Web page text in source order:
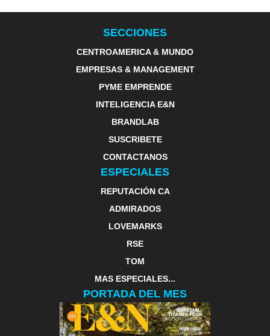
SECCIONES
CENTROAMERICA & MUNDO
EMPRESAS & MANAGEMENT
PYME EMPRENDE
INTELIGENCIA E&N
BRANDLAB
SUSCRIBETE
CONTACTANOS
ESPECIALES
REPUTACIÓN CA
ADMIRADOS
LOVEMARKS
RSE
TOM
MAS ESPECIALES...
PORTADA DEL MES